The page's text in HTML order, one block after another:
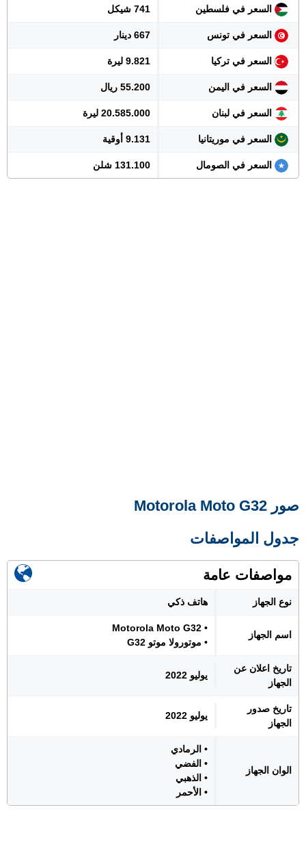
السعر في فلسطين 741 شيكل
السعر في تونس 667 دينار
السعر في تركيا 9.821 ليرة
السعر في اليمن 55.200 ريال
السعر في لبنان 20.585.000 ليرة
السعر في موريتانيا 9.131 أوقية
السعر في الصومال 131.100 شلن
صور Motorola Moto G32
جدول المواصفات
مواصفات عامة
نوع الجهاز هاتف ذكي
اسم الجهاز
• Motorola Moto G32
• موتورولا موتو G32
تاريخ اعلان عن
الجهاز
يوليو 2022
تاريخ صدور
الجهاز
يوليو 2022
الوان الجهاز
• الرمادي
• الفضي
• الذهبي
• الأحمر